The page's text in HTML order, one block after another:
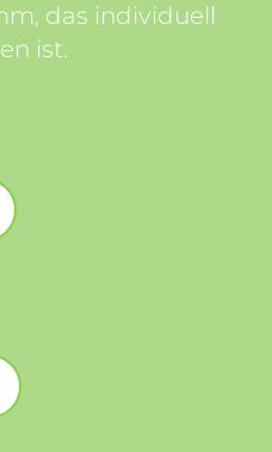
das individuell
ist.